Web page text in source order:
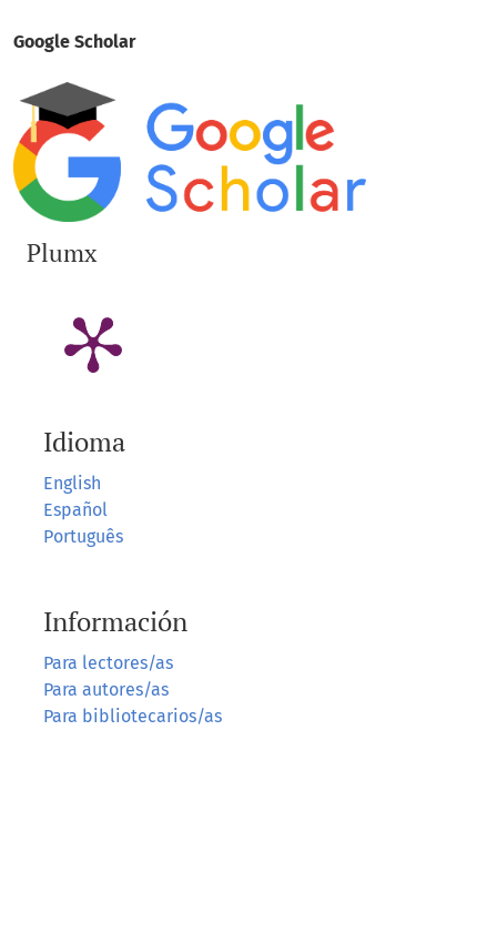
Google Scholar
Plumx
Idioma
English
Español
Português
Información
Para lectores/as
Para autores/as
Para bibliotecarios/as